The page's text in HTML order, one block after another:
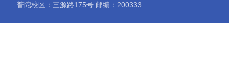
普陀校区：三源路175号 邮编：200333